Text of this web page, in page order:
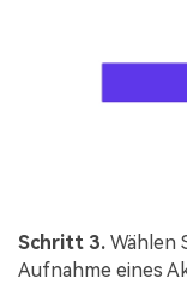
Schritt 3. Wählen
Aufnahme eines